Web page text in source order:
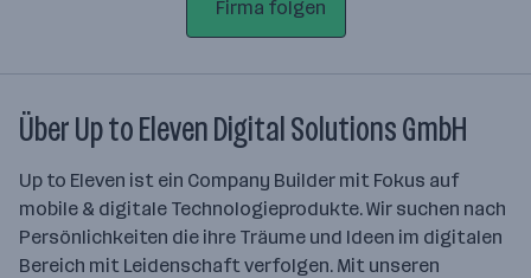
Firma folgen
Über Up to Eleven Digital Solutions GmbH
Up to Eleven ist ein Company Builder mit Fokus auf
mobile & digitale Technologieprodukte. Wir suchen nach
Persönlichkeiten die ihre Träume und Ideen im digitalen
Bereich mit Leidenschaft verfolgen. Mit unseren